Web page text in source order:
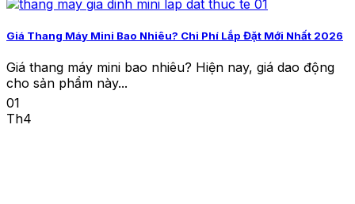
Giá Thang Máy Mini Bao Nhiêu? Chi Phí Lắp Đặt Mới Nhất 2026
Giá thang máy mini bao nhiêu? Hiện nay, giá dao động
cho sản phẩm này...
01
Th4